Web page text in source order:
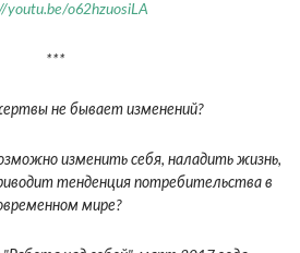
youtu.be/o62hzuosiLA
***
не бывает изменений?
изменить себя, наладить жизнь,
тенденция потребительства в
мире?